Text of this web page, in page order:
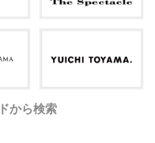
から検索